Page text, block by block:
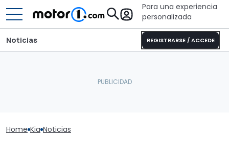
Para una experiencia
personalizada
REGISTRARSE / ACCEDE
Noticias
Home Kia Noticias